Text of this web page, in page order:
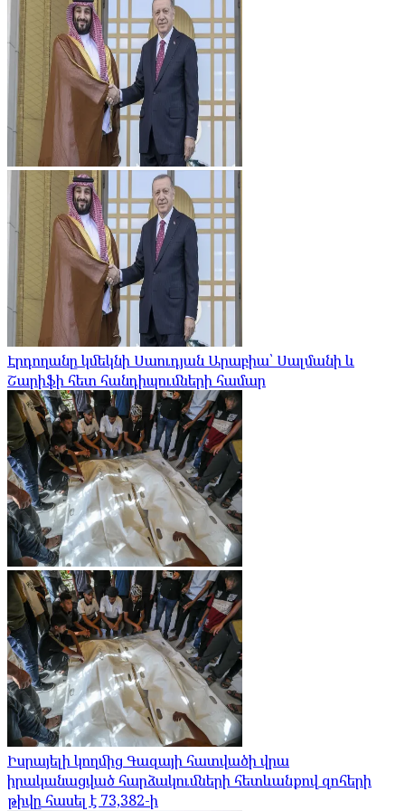
Էրդողանը կմեկնի Սաուդյան Արաբիա՝ Սալմանի և
Շարիֆի հետ հանդիպումների համար
Իսրայելի կողմից Գազայի հատվածի վրա
իրականացված հարձակումների հետևանքով զոհերի
թիվը հասել է 73,382-ի